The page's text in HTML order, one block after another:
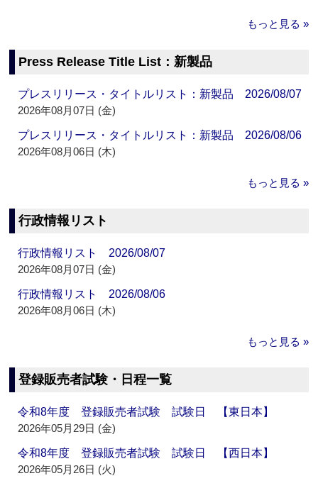
もっと見る »
Press Release Title List：新製品
プレスリリース・タイトルリスト：新製品 2026/08/07
2026年08月07日 (金)
プレスリリース・タイトルリスト：新製品 2026/08/06
2026年08月06日 (木)
もっと見る »
行政情報リスト
行政情報リスト 2026/08/07
2026年08月07日 (金)
行政情報リスト 2026/08/06
2026年08月06日 (木)
もっと見る »
登録販売者試験・日程一覧
令和8年度 登録販売者試験 試験日 【東日本】
2026年05月29日 (金)
令和8年度 登録販売者試験 試験日 【西日本】
2026年05月26日 (火)